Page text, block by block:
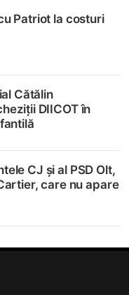
Patriot la costuri
Cătălin
DIICOT în
CJ și al PSD Olt,
care nu apare